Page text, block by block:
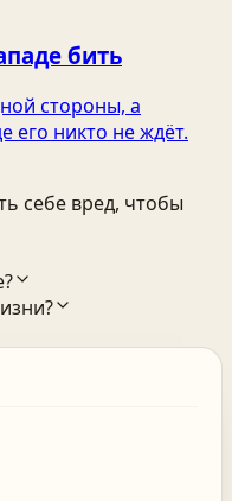
бить
стороны, а
его никто не ждёт.
себе вред, чтобы